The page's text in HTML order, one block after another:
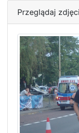
Przeglądaj